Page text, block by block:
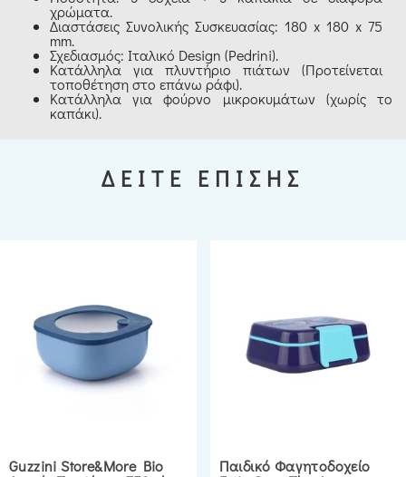
χρώματα.
Διαστάσεις Συνολικής Συσκευασίας: 180 x 180 x 75
mm.
Σχεδιασμός: Ιταλικό Design (Pedrini).
Κατάλληλα για πλυντήριο πιάτων (Προτείνεται
τοποθέτηση στο επάνω ράφι).
Κατάλληλα για φούρνο μικροκυμάτων (χωρίς το
καπάκι).
ΔΕΙΤΕ ΕΠΙΣΗΣ
Guzzini Store&More Bio
Παιδικό Φαγητοδοχείο